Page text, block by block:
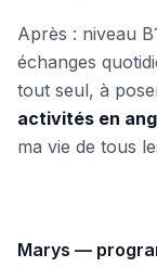
Après : niveau
échanges
tout seul, à
activités en
ma vie de tous
Marys —